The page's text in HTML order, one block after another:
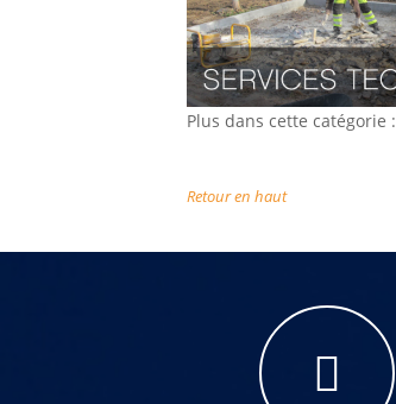
Plus dans cette catégorie :
Retour en haut